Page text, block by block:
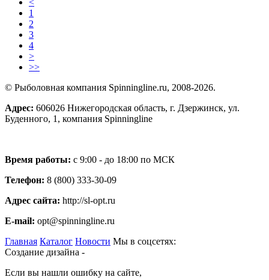
<
1
2
3
4
>
>>
© Рыболовная компания Spinningline.ru, 2008-2026.
Адрес: 606026 Нижегородская область, г. Дзержинск, ул.
Буденного, 1, компания Spinningline
Время работы: с 9:00 - до 18:00 по МСК
Телефон: 8 (800) 333-30-09
Адрес сайта: http://sl-opt.ru
E-mail: opt@spinningline.ru
Главная Каталог Новости Мы в соцсетях:
Создание дизайна -
Если вы нашли ошибку на сайте,